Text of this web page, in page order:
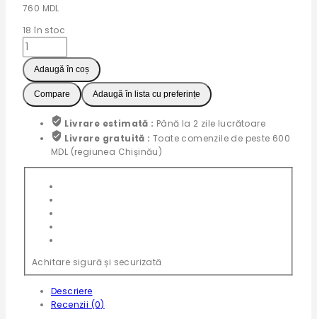
760 MDL
18 în stoc
Cantitate
Эрго-
рюкзак
хипсит
для
переноски
детей
Adaugă în coș
Compare Adaugă în lista cu preferințe
Livrare estimată : Până la 2 zile lucrătoare
Livrare gratuită :Toate comenzile de peste 600
MDL (regiunea Chișinău)
Achitare sigură și securizată
Descriere
Recenzii (0)